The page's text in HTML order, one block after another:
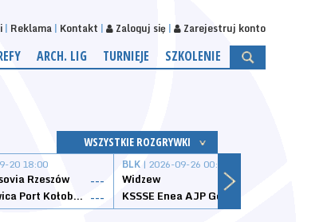
Reklama Kontakt Zaloguj się Zarejestruj konto
ARCH. LIG TURNIEJE SZKOLENIE
WSZYSTKIE ROZGRYWKI
20 18:00
Rzeszów
---
Datzzy Kotwica Port Kołobrzeg ---
BLK | 2026-09-26 00:00
Widzew